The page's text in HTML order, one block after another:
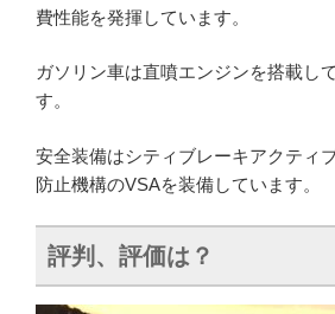
費性能を発揮しています。
ガソリン車は直噴エンジンを搭載し
す。
安全装備はシティブレーキアクティ
防止機構のVSAを装備しています。
評判、評価は？